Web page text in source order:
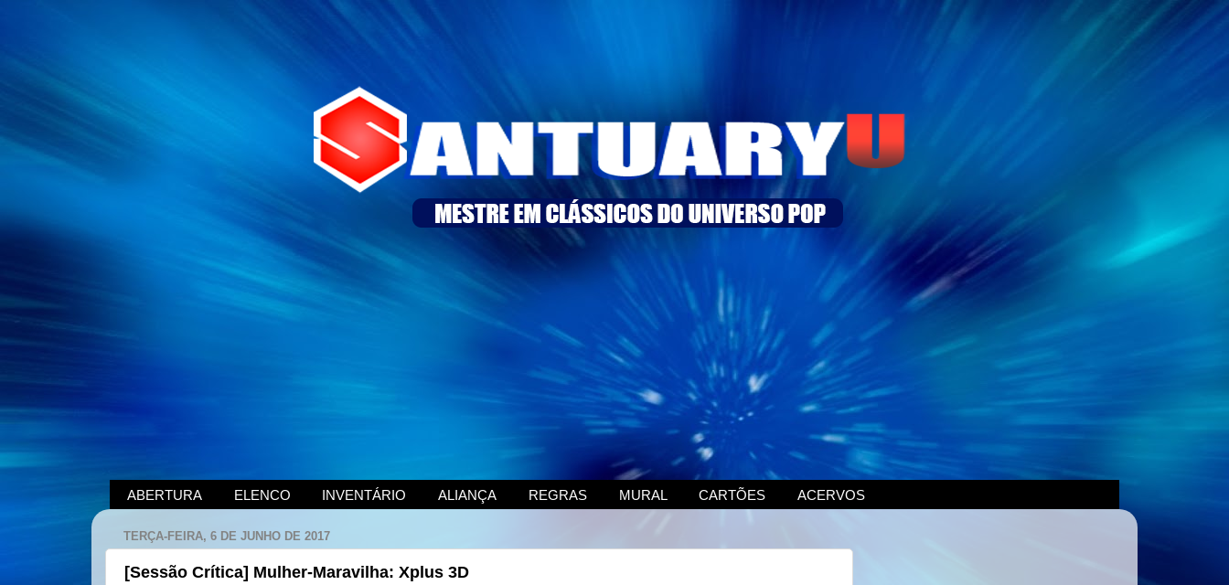
ABERTURA ELENCO INVENTÁRIO ALIANÇA REGRAS MURAL CARTÕES ACERVOS
TERÇA-FEIRA, 6 DE JUNHO DE 2017
[Sessão Crítica] Mulher-Maravilha: Xplus 3D